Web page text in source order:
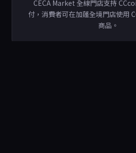
CECA Market 全線門店支持
付，消費者可在加蓬全境門店使用
商品。